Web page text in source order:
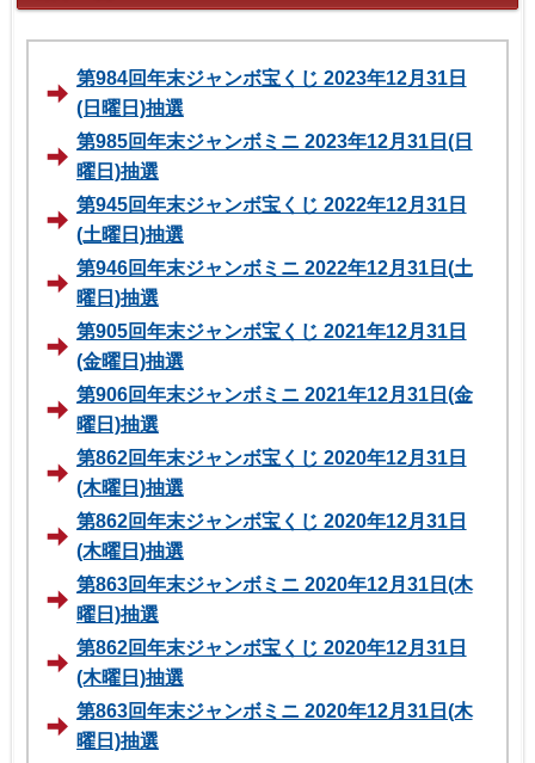
第984回年末ジャンボ宝くじ 2023年12月31日
(日曜日)抽選
第985回年末ジャンボミニ 2023年12月31日(日
曜日)抽選
第945回年末ジャンボ宝くじ 2022年12月31日
(土曜日)抽選
第946回年末ジャンボミニ 2022年12月31日(土
曜日)抽選
第905回年末ジャンボ宝くじ 2021年12月31日
(金曜日)抽選
第906回年末ジャンボミニ 2021年12月31日(金
曜日)抽選
第862回年末ジャンボ宝くじ 2020年12月31日
(木曜日)抽選
第862回年末ジャンボ宝くじ 2020年12月31日
(木曜日)抽選
第863回年末ジャンボミニ 2020年12月31日(木
曜日)抽選
第862回年末ジャンボ宝くじ 2020年12月31日
(木曜日)抽選
第863回年末ジャンボミニ 2020年12月31日(木
曜日)抽選